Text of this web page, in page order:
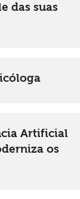
das suas
Artificial
os